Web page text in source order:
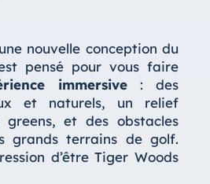
nouvelle conception du
pensé pour vous faire
immersive: des
et naturels, un relief
et des obstacles
grands terrains de golf.
d’être Tiger Woods